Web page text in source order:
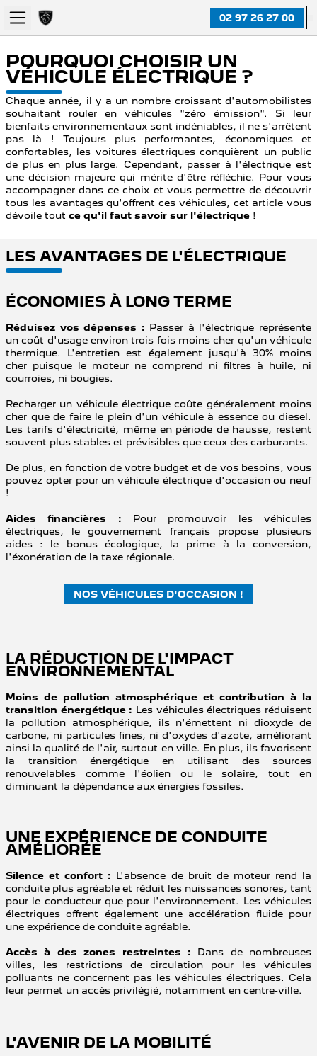
02 97 26 27 00
POURQUOI CHOISIR UN
VÉHICULE ÉLECTRIQUE ?
Chaque année, il y a un nombre croissant d'automobilistes
souhaitant rouler en véhicules "zéro émission". Si leur
bienfaits environnementaux sont indéniables, il ne s'arrêtent
pas là ! Toujours plus performantes, économiques et
confortables, les voitures électriques conquièrent un public
de plus en plus large. Cependant, passer à l'électrique est
une décision majeure qui mérite d'être réfléchie. Pour vous
accompagner dans ce choix et vous permettre de découvrir
tous les avantages qu'offrent ces véhicules, cet article vous
dévoile tout ce qu'il faut savoir sur l'électrique !
LES AVANTAGES DE L'ÉLECTRIQUE
ÉCONOMIES À LONG TERME
Réduisez vos dépenses : Passer à l'électrique représente
un coût d'usage environ trois fois moins cher qu'un véhicule
thermique. L'entretien est également jusqu'à 30% moins
cher puisque le moteur ne comprend ni filtres à huile, ni
courroies, ni bougies.
Recharger un véhicule électrique coûte généralement moins
cher que de faire le plein d'un véhicule à essence ou diesel.
Les tarifs d'électricité, même en période de hausse, restent
souvent plus stables et prévisibles que ceux des carburants.
De plus, en fonction de votre budget et de vos besoins, vous
pouvez opter pour un véhicule électrique d'occasion ou neuf
!
Aides financières : Pour promouvoir les véhicules
électriques, le gouvernement français propose plusieurs
aides : le bonus écologique, la prime à la conversion,
l'éxonération de la taxe régionale.
NOS VÉHICULES D'OCCASION !
LA RÉDUCTION DE L'IMPACT
ENVIRONNEMENTAL
Moins de pollution atmosphérique et contribution à la
transition énergétique : Les véhicules électriques réduisent
la pollution atmosphérique, ils n'émettent ni dioxyde de
carbone, ni particules fines, ni d'oxydes d'azote, améliorant
ainsi la qualité de l'air, surtout en ville. En plus, ils favorisent
la transition énergétique en utilisant des sources
renouvelables comme l'éolien ou le solaire, tout en
diminuant la dépendance aux énergies fossiles.
UNE EXPÉRIENCE DE CONDUITE
AMÉLIORÉE
Silence et confort : L'absence de bruit de moteur rend la
conduite plus agréable et réduit les nuissances sonores, tant
pour le conducteur que pour l'environnement. Les véhicules
électriques offrent également une accélération fluide pour
une expérience de conduite agréable.
Accès à des zones restreintes : Dans de nombreuses
villes, les restrictions de circulation pour les véhicules
polluants ne concernent pas les véhicules électriques. Cela
leur permet un accès privilégié, notamment en centre-ville.
L'AVENIR DE LA MOBILITÉ